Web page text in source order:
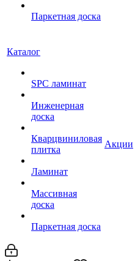
Паркетная доска
Каталог
SPC ламинат
Инженерная
доска
Кварцвиниловая
плитка
Ламинат
Массивная
доска
Паркетная доска
Акции